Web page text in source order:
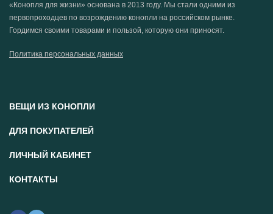
«Конопля для жизни» основана в 2013 году. Мы стали одними из
первопроходцев по возрождению конопли на российском рынке.
Гордимся своими товарами и пользой, которую они приносят.
Политика персональных данных
ВЕЩИ ИЗ КОНОПЛИ
ДЛЯ ПОКУПАТЕЛЕЙ
ЛИЧНЫЙ КАБИНЕТ
КОНТАКТЫ